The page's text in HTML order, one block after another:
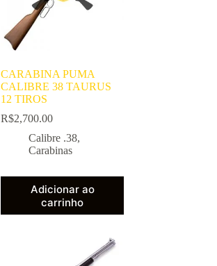
CARABINA PUMA
CALIBRE 38 TAURUS
12 TIROS
R$2,700.00
Calibre .38,
Carabinas
Adicionar ao
carrinho